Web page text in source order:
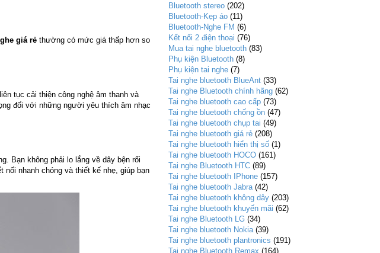
giá rẻ thường có mức giá thấp hơn so
tục cải thiện công nghệ âm thanh và
đối với những người yêu thích âm nhạc
Bạn không phải lo lắng về dây bện rối
nhanh chóng và thiết kế nhẹ, giúp bạn
Bluetooth stereo (202)
Bluetooth-Kẹp áo (11)
Bluetooth-Nghe FM (6)
Kết nối 2 điện thoại (76)
Mua tai nghe bluetooth (83)
Phụ kiện Bluetooth (8)
Phụ kiện tai nghe (7)
Tai nghe bluetooth BlueAnt (33)
Tai nghe Bluetooth chính hãng (62)
Tai nghe bluetooth cao cấp (73)
Tai nghe bluetooth chống ồn (47)
Tai nghe bluetooth chụp tai (49)
Tai nghe bluetooth giá rẻ (208)
Tai nghe bluetooth hiển thị số (1)
Tai nghe bluetooth HOCO (161)
Tai nghe Bluetooth HTC (89)
Tai nghe bluetooth IPhone (157)
Tai nghe bluetooth Jabra (42)
Tai nghe bluetooth không dây (203)
Tai nghe bluetooth khuyến mãi (62)
Tai nghe Bluetooth LG (34)
Tai nghe bluetooth Nokia (39)
Tai nghe bluetooth plantronics (191)
Tai nghe Bluetooth Remax (164)